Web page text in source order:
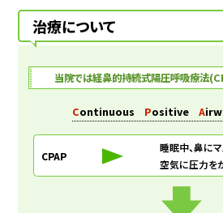
治療について
当院では経鼻的持続式陽圧呼吸療法
Continuous Positive A
CPAP
睡眠中、鼻に
空気に圧力を